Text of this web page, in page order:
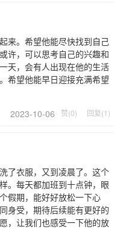
来。希望他能尽快找到自己
许，可以思考自己的兴趣和
天，会有人出现在他的生活
希望他能早日迎接充满希望
2023-10-06
赞(0) 回复(1)
了衣服，又到凌晨了。这个
。每天都加班到十点钟，眼
假期，能好好放松一下心
身受，期待后续能有更好的
，让我们也感受一下他的放